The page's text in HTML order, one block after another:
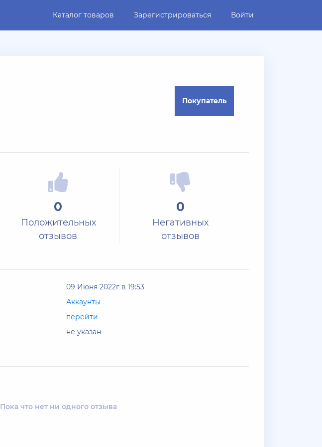
Каталог товаров Зарегистрироваться Войти
Покупатель
0
Положительных
отзывов
0
Негативных
отзывов
09 Июня 2022г в 19:53
Аккаунты
перейти
не указан
Пока что нет ни одного отзыва